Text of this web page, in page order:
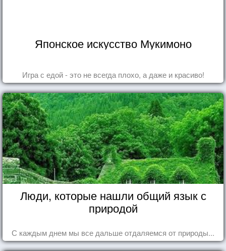
Японское искусство Мукимоно
Игра с едой - это не всегда плохо, а даже и красиво!
Люди, которые нашли общий язык с
природой
С каждым днем мы все дальше отдаляемся от природы...